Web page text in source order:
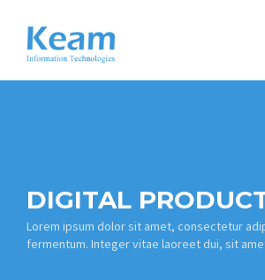
DIGITAL
Lorem ipsum dolor sit amet, consectetur
fermentum. Integer vitae laoreet dui, sit